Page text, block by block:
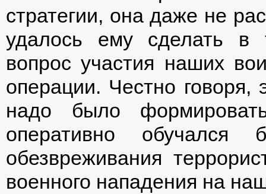
стратегии, она даже не
удалось ему сделать в
вопрос участия наших
операции. Честно
надо было
оперативно обучался
обезвреживания
военного нападения на